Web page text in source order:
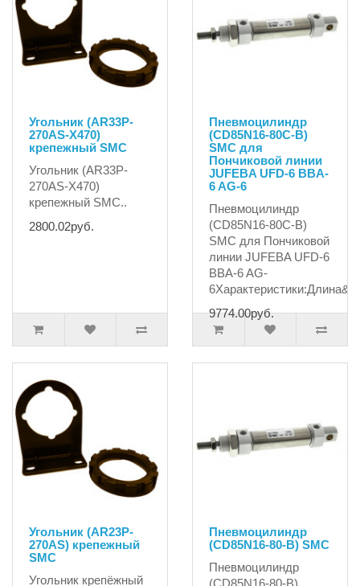
Угольник (AR33P-
270AS-X470)
крепежный SMC
Угольник (AR33P-
270AS-X470)
крепежный SMC..
2800.02руб.
Пневмоцилиндр
(CD85N16-80C-B)
SMC для
Пончиковой линии
JUFEBA UFD-6 BBA-
6 AG-6
Пневмоцилиндр
(CD85N16-80C-B)
SMC для Пончиковой
линии JUFEBA UFD-6
BBA-6 AG-
9774.00руб.
Угольник (AR23P-
270AS) крепежный
SMC
Угольник крепёжный
Пневмоцилиндр
(CD85N16-80-B) SMC
Пневмоцилиндр
(CD85N16-80-B)